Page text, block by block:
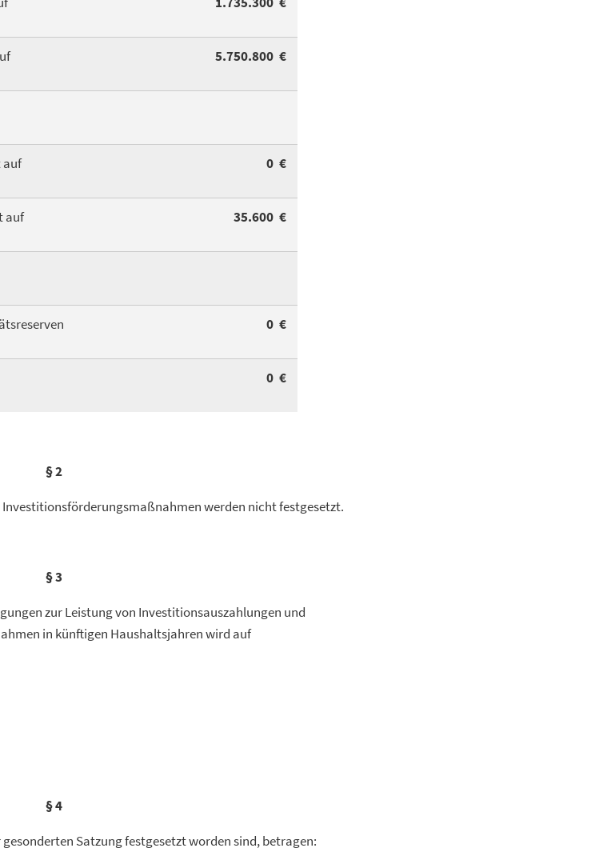
5.750.800 €
auf 0 €
auf 35.600 €
0 €
0 €
§ 2
werden nicht festgesetzt.
§ 3
zur Leistung von Investitionsauszahlungen und
in künftigen Haushaltsjahren wird auf
§ 4
Satzung festgesetzt worden sind, betragen: